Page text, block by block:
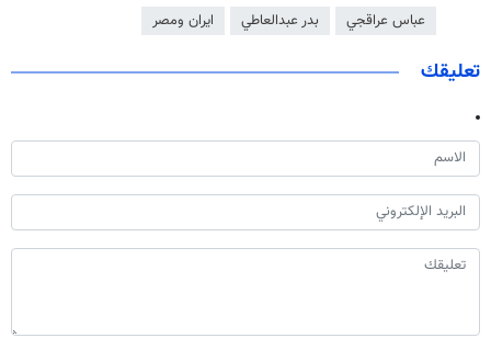
عباس عراقجي بدر عبدالعاطي ايران ومصر
تعليقك